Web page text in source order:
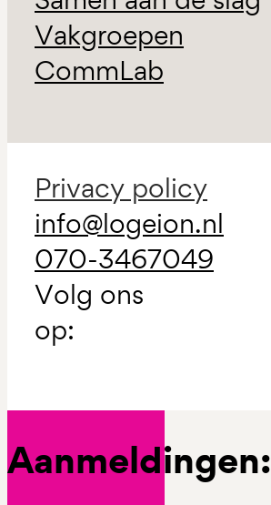
Vakgroepen
CommLab
Privacy policy
info@logeion.nl
070-3467049
Volg ons
op:
Aanmeldingen: